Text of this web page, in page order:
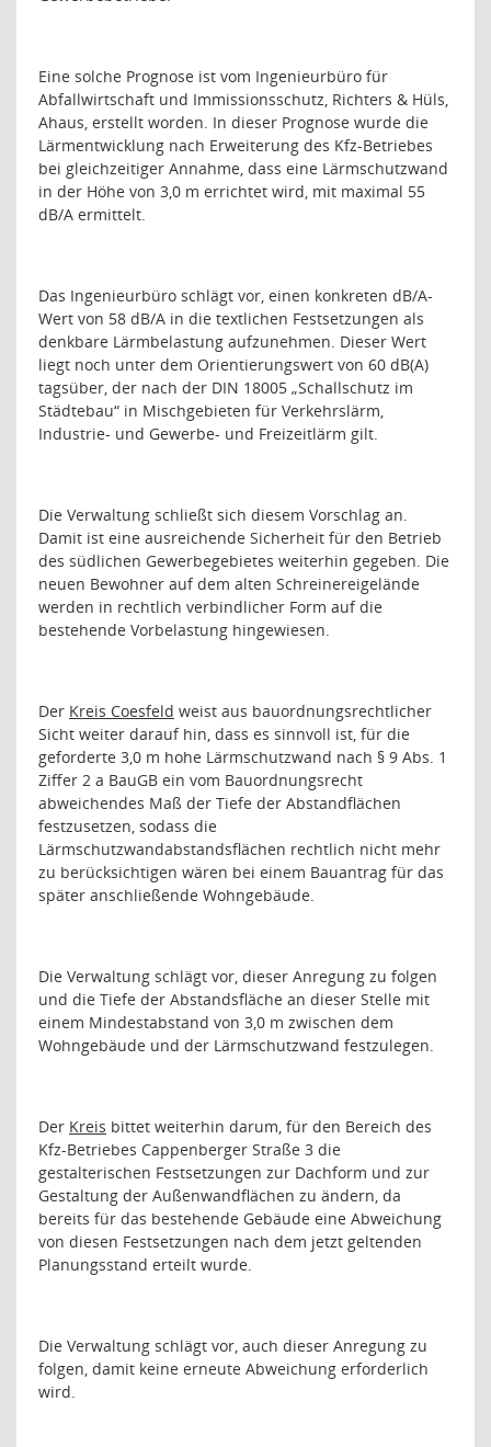
Eine solche Prognose ist vom Ingenieurbüro für
Abfallwirtschaft und Immissionsschutz, Richters & Hüls,
Ahaus, erstellt worden. In dieser Prognose wurde die
Lärmentwicklung nach Erweiterung des Kfz-Betriebes
bei gleichzeitiger Annahme, dass eine Lärmschutzwand
in der Höhe von 3,0 m errichtet wird, mit maximal 55
dB/A ermittelt.
Das Ingenieurbüro schlägt vor, einen konkreten dB/A-
Wert von 58 dB/A in die textlichen Festsetzungen als
denkbare Lärmbelastung aufzunehmen. Dieser Wert
liegt noch unter dem Orientierungswert von 60 dB(A)
tagsüber, der nach der DIN 18005 „Schallschutz im
Städtebau“ in Mischgebieten für Verkehrslärm,
Industrie- und Gewerbe- und Freizeitlärm gilt.
Die Verwaltung schließt sich diesem Vorschlag an.
Damit ist eine ausreichende Sicherheit für den Betrieb
des südlichen Gewerbegebietes weiterhin gegeben. Die
neuen Bewohner auf dem alten Schreinereigelände
werden in rechtlich verbindlicher Form auf die
bestehende Vorbelastung hingewiesen.
Der Kreis Coesfeld weist aus bauordnungsrechtlicher
Sicht weiter darauf hin, dass es sinnvoll ist, für die
geforderte 3,0 m hohe Lärmschutzwand nach § 9 Abs. 1
Ziffer 2 a BauGB ein vom Bauordnungsrecht
abweichendes Maß der Tiefe der Abstandflächen
festzusetzen, sodass die
Lärmschutzwandabstandsflächen rechtlich nicht mehr
zu berücksichtigen wären bei einem Bauantrag für das
später anschließende Wohngebäude.
Die Verwaltung schlägt vor, dieser Anregung zu folgen
und die Tiefe der Abstandsfläche an dieser Stelle mit
einem Mindestabstand von 3,0 m zwischen dem
Wohngebäude und der Lärmschutzwand festzulegen.
Der Kreis bittet weiterhin darum, für den Bereich des
Kfz-Betriebes Cappenberger Straße 3 die
gestalterischen Festsetzungen zur Dachform und zur
Gestaltung der Außenwandflächen zu ändern, da
bereits für das bestehende Gebäude eine Abweichung
von diesen Festsetzungen nach dem jetzt geltenden
Planungsstand erteilt wurde.
Die Verwaltung schlägt vor, auch dieser Anregung zu
folgen, damit keine erneute Abweichung erforderlich
wird.